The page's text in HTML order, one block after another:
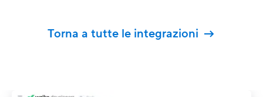
Torna a tutte le integrazioni